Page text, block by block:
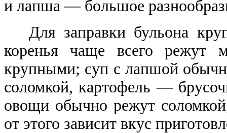
и лапша — большое
Для заправки бульона
коренья чаще всего режут
крупными; суп с лапшой
соломкой, картофель —
овощи обычно режут
от этого зависит вкус